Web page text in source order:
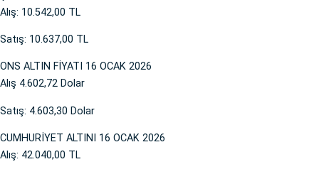
Alış: 10.542,00 TL
Satış: 10.637,00 TL
ONS ALTIN FİYATI 16 OCAK 2026
Alış 4.602,72 Dolar
Satış: 4.603,30 Dolar
CUMHURİYET ALTINI 16 OCAK 2026
Alış: 42.040,00 TL